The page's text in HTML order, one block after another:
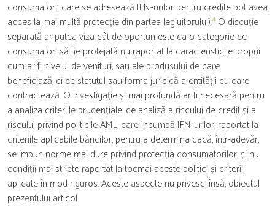
consumatorii care se adresează IFN-urilor pentru credite pot avea
acces la mai multă protecție din partea legiuitorului).4 O discuție
separată ar putea viza cât de oportun este ca o categorie de
consumatori să fie protejată nu raportat la caracteristicile proprii
cum ar fi nivelul de venituri, sau ale produsului de care
beneficiază, ci de statutul sau forma juridică a entității cu care
contractează. O investigație și mai profundă ar fi necesară pentru
a analiza criteriile prudențiale, de analiză a riscului de credit și a
riscului privind politicile AML, care incumbă IFN-urilor, raportat la
criteriile aplicabile băncilor, pentru a determina dacă, într-adevăr,
se impun norme mai dure privind protecția consumatorilor, și nu
condiții mai stricte raportat la tocmai aceste politici și criterii,
aplicate în mod riguros. Aceste aspecte nu privesc, însă, obiectul
prezentului articol.